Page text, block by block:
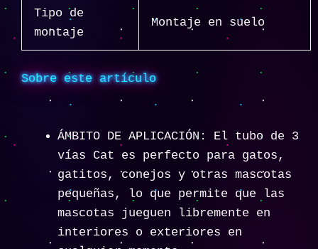
Tipo de
montaje
Montaje en suelo
Sobre este artículo
ÁMBITO DE APLICACIÓN: El tubo de 3
vías Cat es perfecto para gatos,
gatitos, conejos y otras mascotas
pequeñas, lo que permite que las
mascotas jueguen libremente en
interiores o exteriores en